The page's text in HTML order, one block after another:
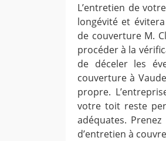
L’entretien de
longévité et
de couverture M.
procéder à la
de déceler les
couverture à
propre.
votre toit reste
adéquates.
d’entretien à